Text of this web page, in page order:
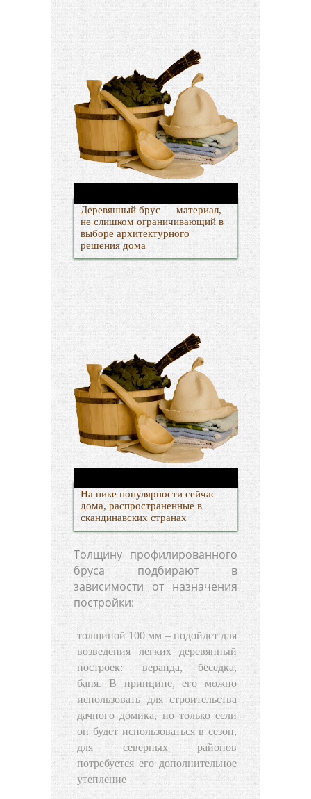
Деревянный брус — материал,
не слишком ограничивающий в
выборе архитектурного
решения дома
На пике популярности сейчас
дома, распространенные в
скандинавских странах
Толщину профилированного
бруса подбирают в
зависимости от назначения
постройки:
толщиной 100 мм – подойдет для
возведения легких деревянный
построек:
веранда, беседка,
баня. В принципе, его можно
использовать для строительства
дачного домика, но только если
он будет использоваться в сезон,
для северных районов
потребуется его дополнительное
утепление